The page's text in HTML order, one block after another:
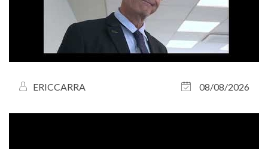
ERICCARRA 08/08/2026